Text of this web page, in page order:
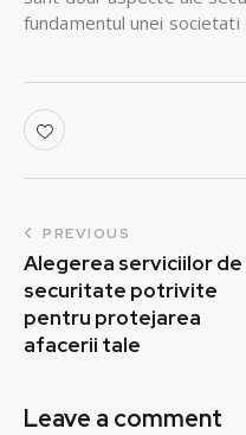
fundamentul unei
PREVIOUS
Alegerea serviciilor de
securitate potrivite
pentru protejarea
afacerii tale
Leave a comment